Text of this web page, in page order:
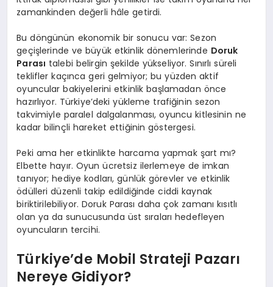
zamankinden değerli hâle getirdi.
Bu döngünün ekonomik bir sonucu var: Sezon
geçişlerinde ve büyük etkinlik dönemlerinde Doruk
Parası talebi belirgin şekilde yükseliyor. Sınırlı süreli
teklifler kaçınca geri gelmiyor; bu yüzden aktif
oyuncular bakiyelerini etkinlik başlamadan önce
hazırlıyor. Türkiye’deki yükleme trafiğinin sezon
takvimiyle paralel dalgalanması, oyuncu kitlesinin ne
kadar bilinçli hareket ettiğinin göstergesi.
Peki ama her etkinlikte harcama yapmak şart mı?
Elbette hayır. Oyun ücretsiz ilerlemeye de imkan
tanıyor; hediye kodları, günlük görevler ve etkinlik
ödülleri düzenli takip edildiğinde ciddi kaynak
biriktirilebiliyor. Doruk Parası daha çok zamanı kısıtlı
olan ya da sunucusunda üst sıraları hedefleyen
oyuncuların tercihi.
Türkiye’de Mobil Strateji Pazarı
Nereye Gidiyor?